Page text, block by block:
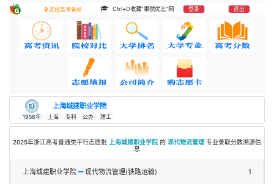
选择高考省份 Ctrl+D收藏“果然优志”网 登录 退出
上海城建职业学院
1956年 上海 专科 公办 理工
2025年浙江高考普通类平行志愿批 上海城建职业学院 的 现代物流管理 专业录取分数溯源信
息
上海城建职业学院 现代物流管理(铁路运输) 1